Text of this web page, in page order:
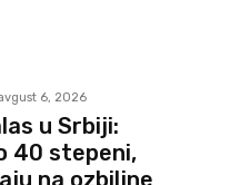
6, 2026
u Srbiji:
40 stepeni,
na ozbiljne